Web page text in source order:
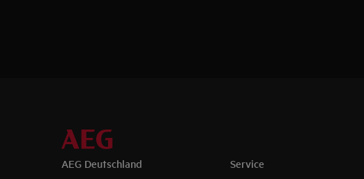
AEG Deutschland Service